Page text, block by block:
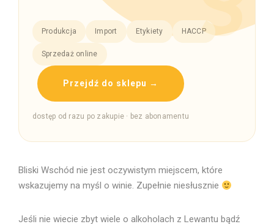
Produkcja Import Etykiety HACCP
Sprzedaż online
Przejdź do sklepu →
dostęp od razu po zakupie · bez abonamentu
Bliski Wschód nie jest oczywistym miejscem, które
wskazujemy na myśl o winie. Zupełnie niesłusznie
Jeśli nie wiecie zbyt wiele o alkoholach z Lewantu bądź